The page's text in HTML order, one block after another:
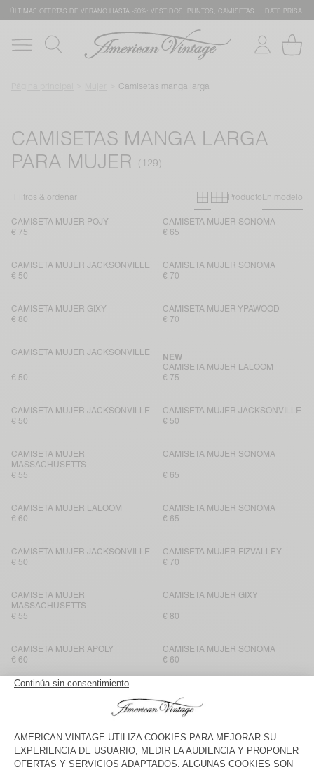
ÚLTIMAS OFERTAS DE VERANO HASTA -50%: VESTIDOS, PUNTOS, CAMISETAS… ¡DATE PRISA!
Camisetas manga larga
CAMISETAS MANGA LARGA
PARA MUJER
Filtros & ordenar Primary grid
Secondary
ProductoEn modelo
CAMISETA MUJER POJY
€ 75
CAMISETA MUJER SONOMA
€ 65
CAMISETA MUJER JACKSONVILLE
€ 50
CAMISETA MUJER SONOMA
€ 70
CAMISETA MUJER GIXY
€ 80
CAMISETA MUJER YPAWOOD
€ 70
CAMISETA MUJER JACKSONVILLE
€ 50
CAMISETA MUJER LALOOM
NEW
€ 75
CAMISETA MUJER JACKSONVILLE
€ 50
CAMISETA MUJER JACKSONVILLE
€ 50
CAMISETA MUJER
MASSACHUSETTS
€ 55
CAMISETA MUJER SONOMA
€ 65
CAMISETA MUJER LALOOM
€ 60
CAMISETA MUJER SONOMA
€ 65
CAMISETA MUJER JACKSONVILLE
€ 50
CAMISETA MUJER FIZVALLEY
€ 70
CAMISETA MUJER
MASSACHUSETTS
€ 55
CAMISETA MUJER GIXY
€ 80
CAMISETA MUJER APOLY
€ 60
CAMISETA MUJER SONOMA
€ 60
€ 75
CAMISETA MUJER GAMIPY
€ 50
CAMISETA MUJER SONOMA
€ 65